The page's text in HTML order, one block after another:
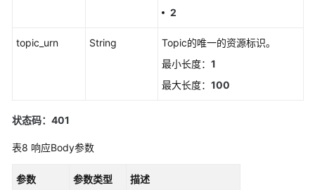
则
告
规
2
topic_urn String
Topic的唯一的资源标识。
最小长度： 1
最大长度： 100
状态码：401
表8 响应Body参数
参数 参数类型 描述